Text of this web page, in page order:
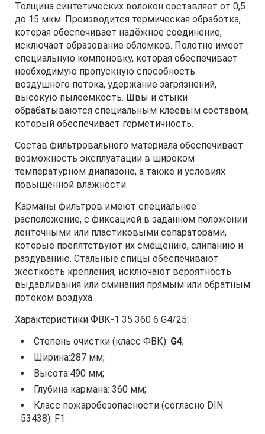
Толщина синтетических волокон составляет от 0,5
до 15 мкм. Производится термическая обработка,
которая обеспечивает надёжное соединение,
исключает образование обломков. Полотно имеет
специальную компоновку, которая обеспечивает
необходимую пропускную способность
воздушного потока, удержание загрязнений,
высокую пылеёмкость. Швы и стыки
обрабатываются специальным клеевым составом,
который обеспечивает герметичность.
Состав фильтровального материала обеспечивает
возможность эксплуатации в широком
температурном диапазоне, а также и условиях
повышенной влажности.
Карманы фильтров имеют специальное
расположение, с фиксацией в заданном положении
ленточными или пластиковыми сепараторами,
которые препятствуют их смещению, слипанию и
раздуванию. Стальные спицы обеспечивают
жёсткость крепления, исключают вероятность
выдавливания или сминания прямым или обратным
потоком воздуха.
Характеристики ФВК-1 35 360 6 G4/25:
Степень очистки (класс ФВК): G4;
Ширина:287 мм;
Высота:490 мм;
Глубина кармана: 360 мм;
Класс пожаробезопасности (согласно DIN
53438): F1.